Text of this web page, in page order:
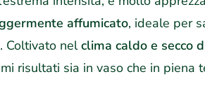
affumicato, ideale per
Coltivato nelclima caldo e secco
risultati sia in vaso che in piena